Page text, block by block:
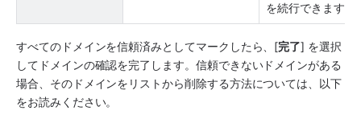
を続行できます。
すべてのドメインを信頼済みとしてマークしたら、[完了] を選択
してドメインの確認を完了します。信頼できないドメインがある
場合、そのドメインをリストから削除する方法については、以下
をお読みください。